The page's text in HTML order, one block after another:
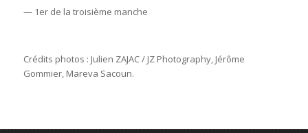
— 1er de la troisième manche
Crédits photos : Julien ZAJAC / JZ Photography, Jérôme
Gommier, Mareva Sacoun.